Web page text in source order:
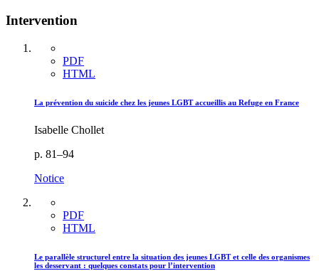
Intervention
PDF
HTML
La prévention du suicide chez les jeunes LGBT accueillis au Refuge en France
Isabelle Chollet
p. 81–94
Notice
PDF
HTML
Le parallèle structurel entre la situation des jeunes LGBT et celle des organismes
les desservant : quelques constats pour l’intervention